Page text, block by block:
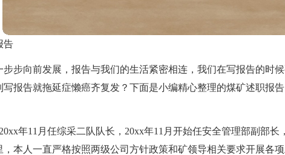
告
步步向前发展，报告与我们的生活紧密相连，我们在写报告的时
报告就拖延症懒癌齐复发？下面是小编精心整理的煤矿述职报告
年11月任综采二队队长，20xx年11月开始任安全管理部副部长
，本人一直严格按照两级公司方针政策和矿领导相关要求开展各